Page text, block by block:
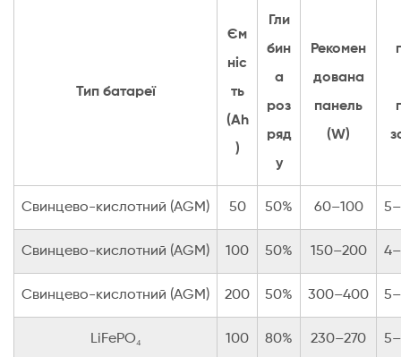
Тип батареї
Єм
ніс
ть
(Ah
)
Гли
бин
а
роз
ряд
у
Рекомен
дована
панель
(W)
Свинцево-кислотний (AGM) 50 50% 60–100
Свинцево-кислотний (AGM) 100 50% 150–200
Свинцево-кислотний (AGM) 200 50% 300–400
LiFePO₄ 100 80% 230–270